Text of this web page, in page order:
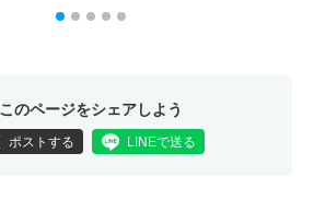
このページをシェアしよう
ポストする LINEで送る